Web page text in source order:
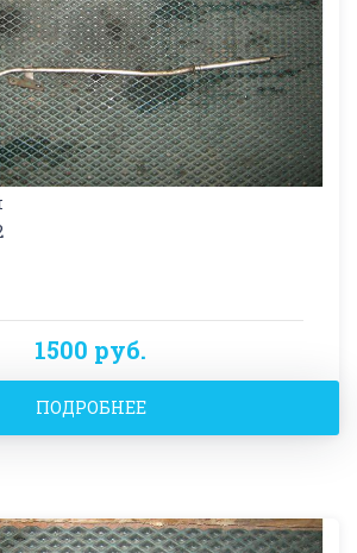
1500 руб.
ПОДРОБНЕЕ